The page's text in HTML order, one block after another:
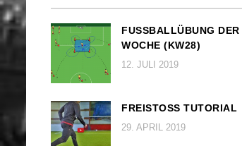
FUSSBALLÜBUNG DER W
OCHE (KW28)
12. JULI 2019
FREISTOSS TUTORIAL
29. APRIL 2019